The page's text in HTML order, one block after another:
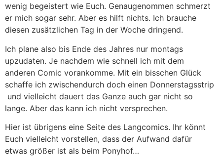
wenig begeistert wie Euch. Genaugenommen schmerzt
er mich sogar sehr. Aber es hilft nichts. Ich brauche
diesen zusätzlichen Tag in der Woche dringend.
Ich plane also bis Ende des Jahres nur montags
upzudaten. Je nachdem wie schnell ich mit dem
anderen Comic vorankomme. Mit ein bisschen Glück
schaffe ich zwischendurch doch einen Donnerstagsstrip
und vielleicht dauert das Ganze auch gar nicht so
lange. Aber das kann ich nicht versprechen.
Hier ist übrigens eine Seite des Langcomics. Ihr könnt
Euch vielleicht vorstellen, dass der Aufwand dafür
etwas größer ist als beim Ponyhof…